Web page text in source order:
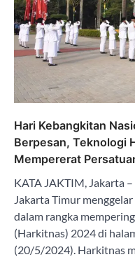
Hari Kebangkitan
Berpesan, Teknologi
Mempererat
KATA JAKTIM, Jakarta
Jakarta Timur
dalam rangka
(Harkitnas) 2024 di
(20/5/2024). Harkitnas